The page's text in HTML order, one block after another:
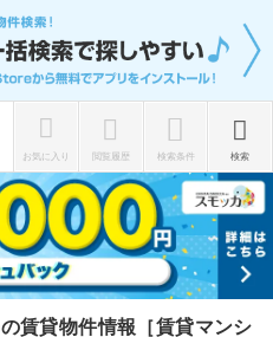
お気に入り 閲覧履歴 検索条件 検索
賃貸物件情報［賃貸マンシ